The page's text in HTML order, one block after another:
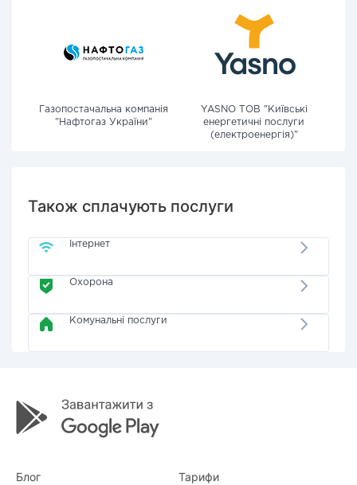
Газопостачальна компанія
"Нафтогаз України"
YASNO ТОВ "Київські
енергетичні послуги
(електроенергія)"
Також сплачують послуги
Інтернет
Охорона
Комунальні послуги
Блог Тарифи